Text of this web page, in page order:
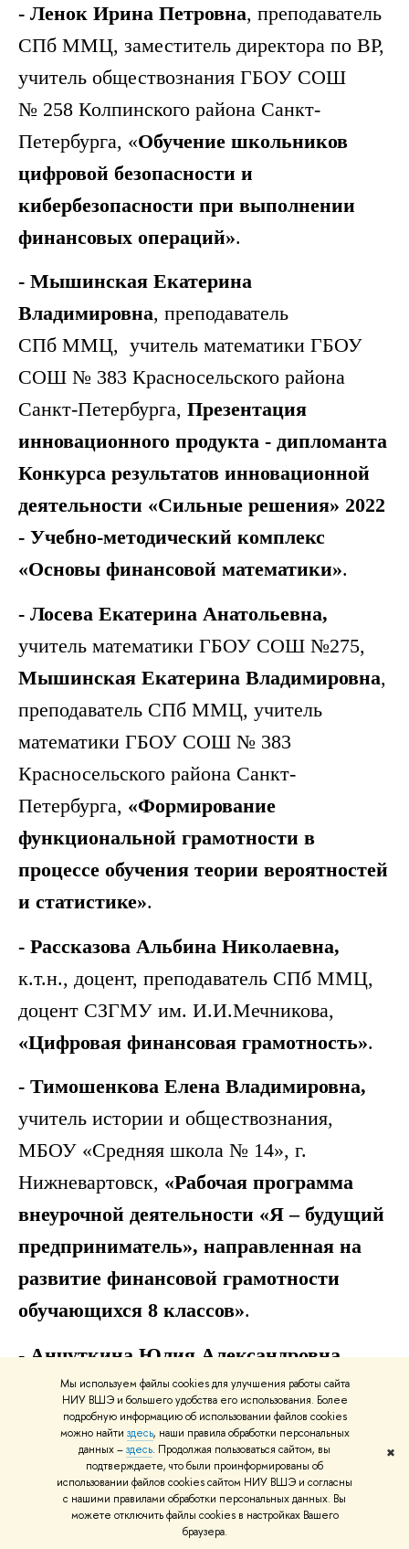
Мы используем файлы cookies для улучшения работы сайта
НИУ ВШЭ и большего удобства его использования. Более
подробную информацию об использовании файлов cookies
можно найти здесь, наши правила обработки персональных
данных –здесь. Продолжая пользоваться сайтом, вы
подтверждаете, что были проинформированы об
использовании файлов cookies сайтом НИУ ВШЭ и согласны
с нашими правилами обработки персональных данных. Вы
можете отключить файлы cookies в настройках Вашего
браузера.
✖
- Ленок Ирина Петровна, преподаватель
СПб ММЦ, заместитель директора по ВР,
учитель обществознания ГБОУ СОШ
№ 258 Колпинского района Санкт-
Петербурга, «Обучение школьников
цифровой безопасности и
кибербезопасности при выполнении
финансовых операций».
- Мышинская Екатерина
Владимировна, преподаватель
СПб ММЦ, учитель математики ГБОУ
СОШ № 383 Красносельского района
Санкт-Петербурга, Презентация
инновационного продукта - дипломанта
Конкурса результатов инновационной
деятельности «Сильные решения» 2022
- Учебно-методический комплекс
«Основы финансовой математики».
- Лосева Екатерина Анатольевна,
учитель математики ГБОУ СОШ №275,
Мышинская Екатерина Владимировна,
преподаватель СПб ММЦ, учитель
математики ГБОУ СОШ № 383
Красносельского района Санкт-
Петербурга, «Формирование
функциональной грамотности в
процессе обучения теории вероятностей
и статистике».
- Рассказова Альбина Николаевна,
к.т.н., доцент, преподаватель СПб ММЦ,
доцент СЗГМУ им. И.И.Мечникова,
«Цифровая финансовая грамотность».
- Тимошенкова Елена Владимировна,
учитель истории и обществознания,
МБОУ «Средняя школа № 14», г.
Нижневартовск, «Рабочая программа
внеурочной деятельности «Я – будущий
предприниматель», направленная на
развитие финансовой грамотности
обучающихся 8 классов».
- Анчуткина Юлия Александровна,
учитель экономики и финансовой
грамотности, МАОУ «Гимназия №17», г.
Пермь, Пермский край,«Выбор
финансовых инструментов для защиты
сбережений от инфляции» для